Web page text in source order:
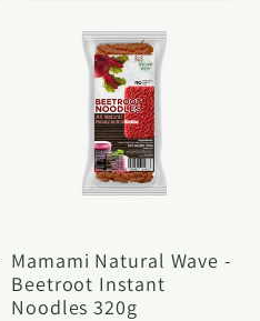
Mamami Natural Wave -
Beetroot Instant
Noodles 320g